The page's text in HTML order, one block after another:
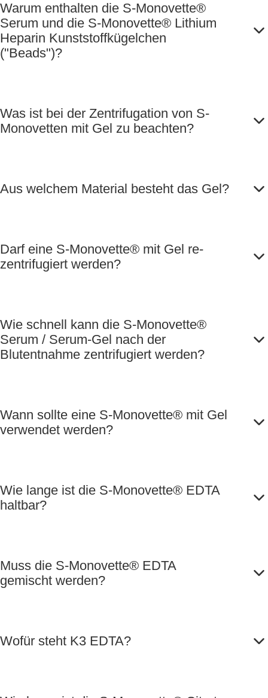
Warum enthalten die S-Monovette®
Serum und die S-Monovette® Lithium
Heparin Kunststoffkügelchen
("Beads")?
Was ist bei der Zentrifugation von S-
Monovetten mit Gel zu beachten?
Aus welchem Material besteht das Gel?
Darf eine S-Monovette® mit Gel re-
zentrifugiert werden?
Wie schnell kann die S-Monovette®
Serum / Serum-Gel nach der
Blutentnahme zentrifugiert werden?
Wann sollte eine S-Monovette® mit Gel
verwendet werden?
Wie lange ist die S-Monovette® EDTA
haltbar?
Muss die S-Monovette® EDTA
gemischt werden?
Wofür steht K3 EDTA?